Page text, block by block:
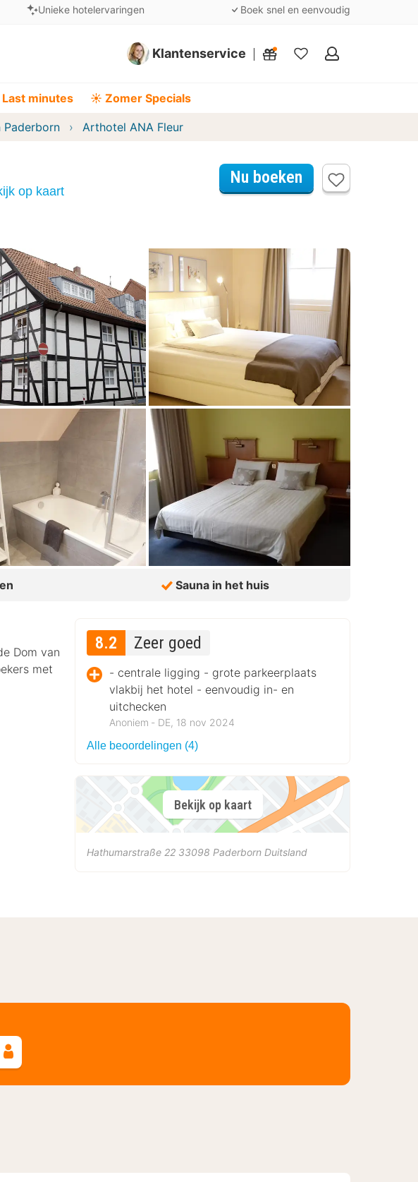
Unieke hotelervaringen Boek snel en eenvoudig
Klantenservice
Mijn
Last minutes ☀️ Zomer Specials
Paderborn Arthotel ANA Fleur
op kaart
Nu boeken
Sauna in het huis
Dom van
met
8.2 Zeer goed
- centrale ligging - grote parkeerplaats
vlakbij het hotel - eenvoudig in- en
uitchecken
Anoniem ‐ DE, 18 nov 2024
Alle beoordelingen (4)
Bekijk op kaart
Hathumarstraße 22 33098 Paderborn Duitsland